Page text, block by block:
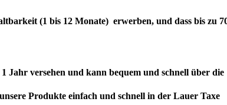
(1 bis 12 Monate) erwerben, und dass bis zu
Jahr versehen und kann bequem und schnell über die
Produkte einfach und schnell in der Lauer Taxe